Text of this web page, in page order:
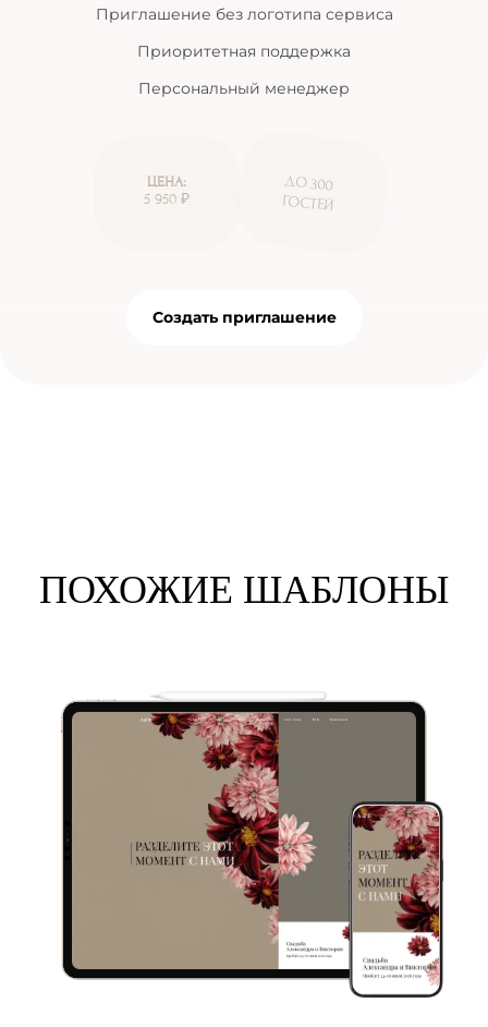
Приглашение без логотипа сервиса
Приоритетная поддержка
Персональный менеджер
ЦЕНА:
5 950 ₽
ДО 300
ГОСТЕЙ
Создать приглашение
ПОХОЖИЕ ШАБЛОНЫ